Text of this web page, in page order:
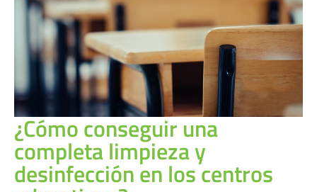
¿Cómo conseguir una
completa limpieza y
desinfección en los centros